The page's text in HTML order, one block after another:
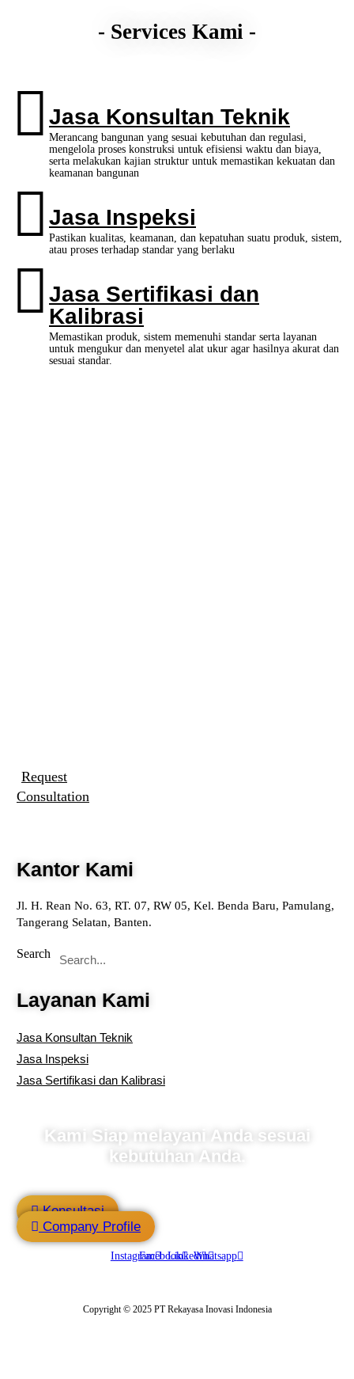
- Services Kami -
Jasa Konsultan Teknik
Merancang bangunan yang sesuai kebutuhan dan regulasi,
mengelola proses konstruksi untuk efisiensi waktu dan biaya,
serta melakukan kajian struktur untuk memastikan kekuatan dan
keamanan bangunan
Jasa Inspeksi
Pastikan kualitas, keamanan, dan kepatuhan suatu produk, sistem,
atau proses terhadap standar yang berlaku
Jasa Sertifikasi dan
Kalibrasi
Memastikan produk, sistem memenuhi standar serta layanan
untuk mengukur dan menyetel alat ukur agar hasilnya akurat dan
sesuai standar.
Request
Consultation
Kantor Kami
Jl. H. Rean No. 63, RT. 07, RW 05, Kel. Benda Baru, Pamulang,
Tangerang Selatan, Banten.
Search
Layanan Kami
Jasa Konsultan Teknik
Jasa Inspeksi
Jasa Sertifikasi dan Kalibrasi
Kami Siap melayani Anda sesuai
kebutuhan Anda.
Konsultasi
Company Profile
InstagramFacebookLinkedinWhatsapp
Copyright © 2025 PT Rekayasa Inovasi Indonesia